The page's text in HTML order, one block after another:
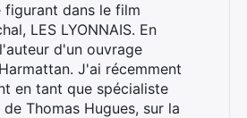
figurant dans le film
LES LYONNAIS. En
d'un ouvrage
J'ai récemment
en tant que spécialiste
Thomas Hugues, sur la